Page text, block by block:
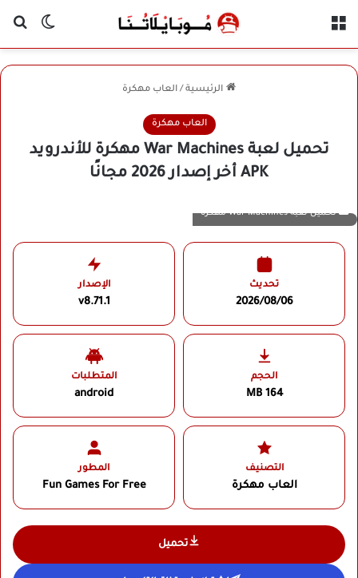
الوضع
الرئيسية / العاب مهكرة
العاب مهكرة
تحميل لعبة War Machines مهكرة للأندرويد
APK أخر إصدار 2026 مجانًا
تحميل لعبة War Machines مهكرة
تحديث
2026/08/06
الإصدار
v8.71.1
الحجم
164 MB
المتطلبات
android
التصنيف
العاب مهكرة
المطور
Fun Games For Free
تحميل